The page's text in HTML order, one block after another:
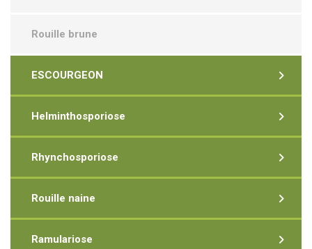
Rouille brune
ESCOURGEON
Helminthosporiose
Rhynchosporiose
Rouille naine
Ramulariose